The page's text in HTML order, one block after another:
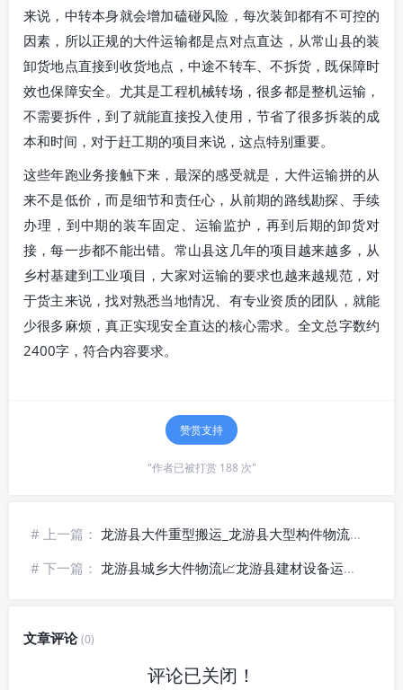
来说，中转本身就会增加磕碰风险，每次装卸都有不可控的
因素，所以正规的大件运输都是点对点直达，从常山县的装
卸货地点直接到收货地点，中途不转车、不拆货，既保障时
效也保障安全。尤其是工程机械转场，很多都是整机运输，
不需要拆件，到了就能直接投入使用，节省了很多拆装的成
本和时间，对于赶工期的项目来说，这点特别重要。
这些年跑业务接触下来，最深的感受就是，大件运输拼的从
来不是低价，而是细节和责任心，从前期的路线勘探、手续
办理，到中期的装车固定、运输监护，再到后期的卸货对
接，每一步都不能出错。常山县这几年的项目越来越多，从
乡村基建到工业项目，大家对运输的要求也越来越规范，对
于货主来说，找对熟悉当地情况、有专业资质的团队，就能
少很多麻烦，真正实现安全直达的核心需求。全文总字数约
2400字，符合内容要求。
赞赏支持
"作者已被打赏 188 次"
# 上一篇： 龙游县大件重型搬运_龙游县大型构件物流_龙游县超限设备运输-全境直达
# 下一篇： 龙游县城乡大件物流📈龙游县建材设备运输-专线直达
文章评论(0)
评论已关闭！